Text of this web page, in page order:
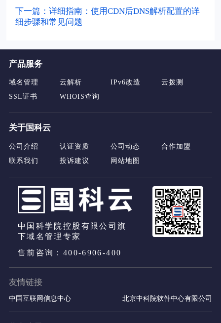
下一篇：详细指南：使用CDN后DNS解析配置的详
细步骤和常见问题
产品服务
域名管理 云解析 IPv6改造
云拨测
SSL证书
WHOIS查询
关于国科云
公司介绍 认证资质 公司动态
合作加盟
联系我们
投诉建议 网站地图
中国科学院控股有限公司旗
下域名管理专家
售前咨询：400-6906-400
友情链接
中国互联网信息中心 北京中科院软件中心有限公司